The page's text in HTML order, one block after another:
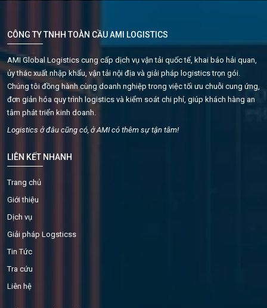
CÔNG TY TNHH TOÀN CẦU AMI LOGISTICS
AMI Global Logistics cung cấp dịch vụ vận tải quốc tế, khai báo hải quan,
ủy thác xuất nhập khẩu, vận tải nội địa và giải pháp logistics trọn gói.
Chúng tôi đồng hành cùng doanh nghiệp trong việc tối ưu chuỗi cung ứng,
đơn giản hóa quy trình logistics và kiểm soát chi phí, giúp khách hàng an
tâm phát triển kinh doanh.
Logistics ở đâu cũng có, ở AMI có thêm sự tận tâm!
LIÊN KẾT NHANH
Trang chủ
Giới thiệu
Dịch vụ
Giải pháp Logsticss
Tin Tức
Tra cứu
Liên hệ